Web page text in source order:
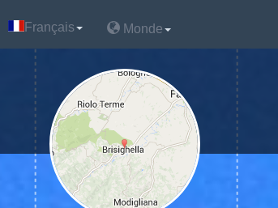
Français Monde
Français Monde